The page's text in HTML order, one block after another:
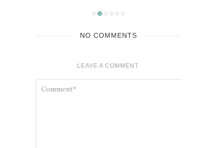
NO COMMENTS
LEAVE A COMMENT.